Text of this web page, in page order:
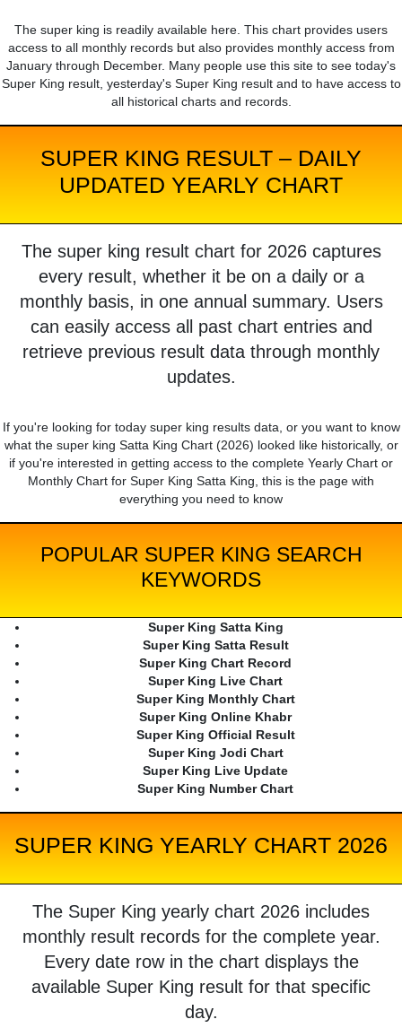
The super king is readily available here. This chart provides users
access to all monthly records but also provides monthly access from
January through December. Many people use this site to see today's
Super King result, yesterday's Super King result and to have access to
all historical charts and records.
SUPER KING RESULT – DAILY
UPDATED YEARLY CHART
The super king result chart for 2026 captures
every result, whether it be on a daily or a
monthly basis, in one annual summary. Users
can easily access all past chart entries and
retrieve previous result data through monthly
updates.
If you're looking for today super king results data, or you want to know
what the super king Satta King Chart (2026) looked like historically, or
if you're interested in getting access to the complete Yearly Chart or
Monthly Chart for Super King Satta King, this is the page with
everything you need to know
POPULAR SUPER KING SEARCH
KEYWORDS
Super King Satta King
Super King Satta Result
Super King Chart Record
Super King Live Chart
Super King Monthly Chart
Super King Online Khabr
Super King Official Result
Super King Jodi Chart
Super King Live Update
Super King Number Chart
SUPER KING YEARLY CHART 2026
The Super King yearly chart 2026 includes
monthly result records for the complete year.
Every date row in the chart displays the
available Super King result for that specific
day.